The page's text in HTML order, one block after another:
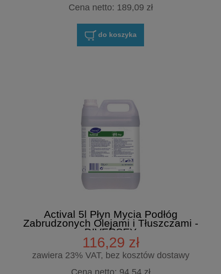
Cena netto: 189,09 zł
do koszyka
Actival 5l Płyn Mycia Podłóg
Zabrudzonych Olejami i Tłuszczami -
DIVERSEY
116,29 zł
zawiera 23% VAT, bez kosztów dostawy